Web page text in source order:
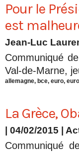
Pour le
est
Jean-Luc
Communiqué
Val-de-Marne,
allemagne, bce, euro,
La Grèce,
| 04/02/2015
Communiqué